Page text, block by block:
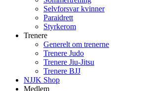
Selvforsvar kvinner
Paraidrett
Styrkerom
Trenere
Generelt om trenerne
Trenere Judo
Trenere Jiu-Jitsu
Trenere BJJ
NJJK Shop
Medlem